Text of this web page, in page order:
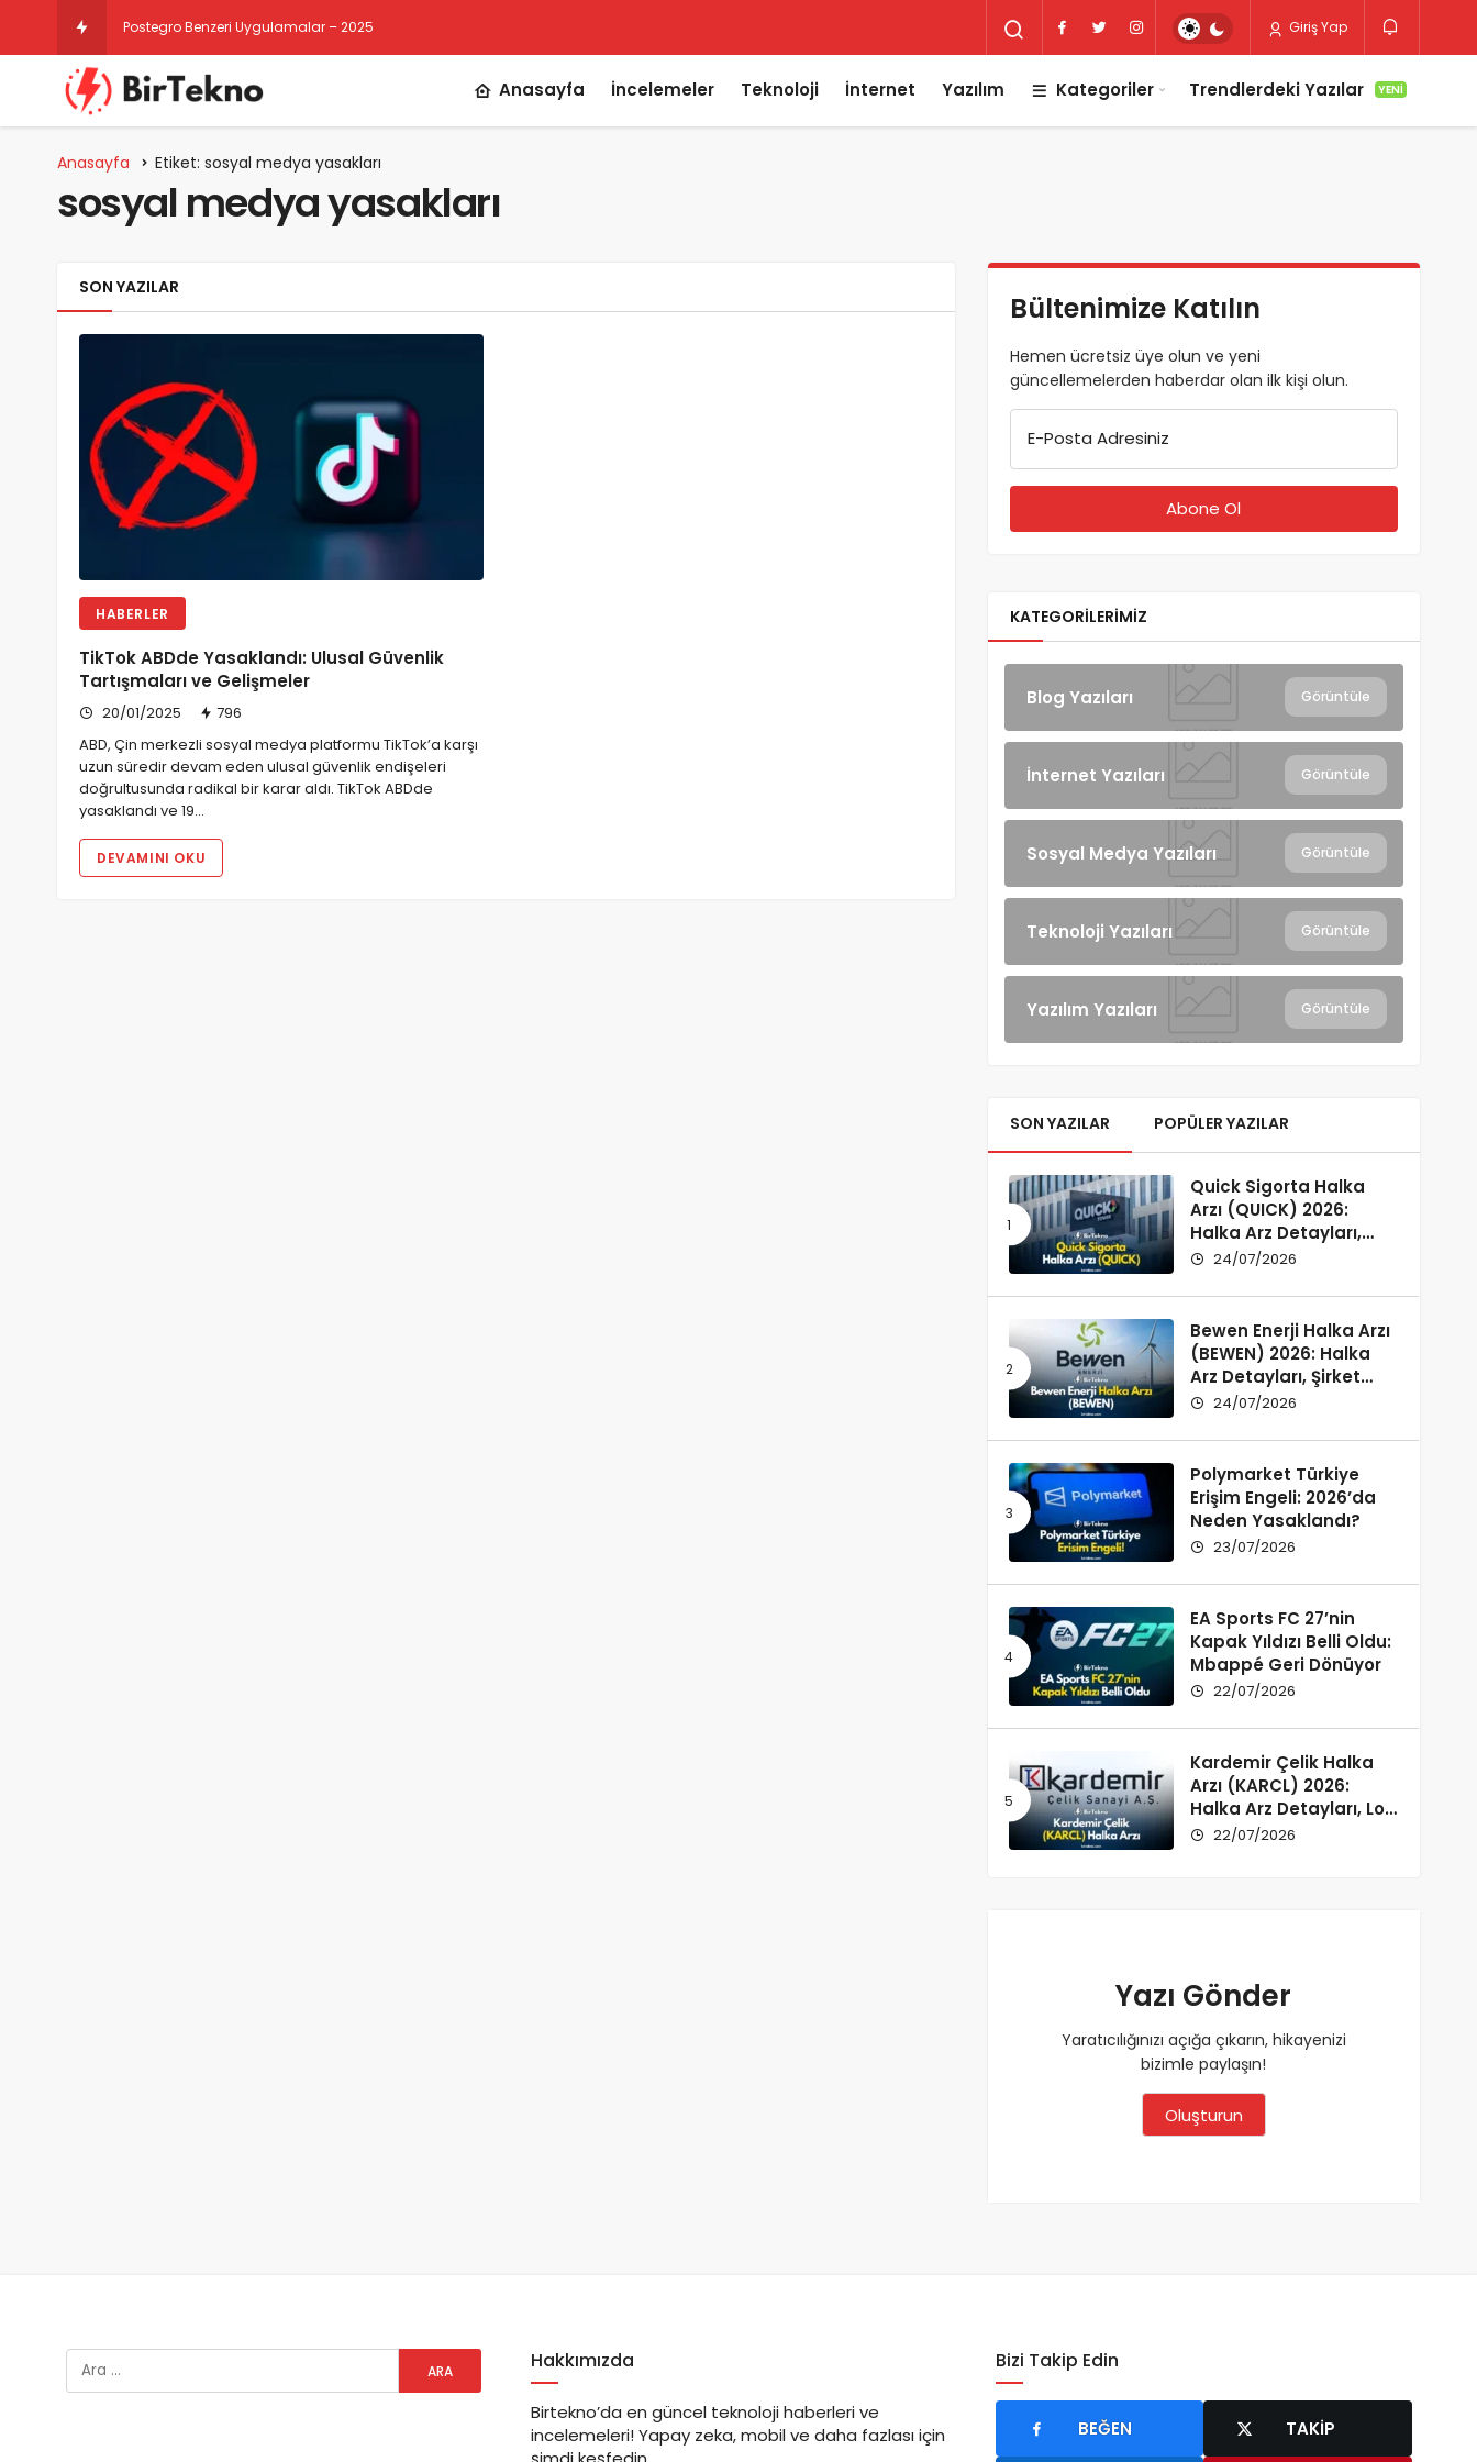
Postegro Benzeri Uygulamalar – 2025 Giriş Yap
Anasayfa İncelemeler Teknoloji İnternet Yazılım Kategoriler Trendlerdeki Yazılar YENI
Anasayfa Etiket: sosyal medya yasakları
sosyal medya yasakları
SON YAZILAR
HABERLER
TikTok ABDde Yasaklandı: Ulusal Güvenlik
Tartışmaları ve Gelişmeler
20/01/2025
796
ABD, Çin merkezli sosyal medya platformu TikTok’a karşı
uzun süredir devam eden ulusal güvenlik endişeleri
doğrultusunda radikal bir karar aldı. TikTok ABDde
yasaklandı ve 19…
DEVAMINI OKU
Bültenimize Katılın
Hemen ücretsiz üye olun ve yeni
güncellemelerden haberdar olan ilk kişi olun.
E-Posta Adresiniz
KATEGORILERIMIZ
Blog Yazıları Görüntüle
İnternet Yazıları Görüntüle
Sosyal Medya Yazıları Görüntüle
Teknoloji Yazıları Görüntüle
Yazılım Yazıları Görüntüle
SON YAZILAR POPÜLER YAZILAR
Quick Sigorta Halka
Arzı (QUICK) 2026:
Halka Arz Detayları,
Şirket Profili ve
24/07/2026
Bewen Enerji Halka Arzı
(BEWEN) 2026: Halka
Arz Detayları, Şirket
Profili ve Fon Kullanımı
24/07/2026
Polymarket Türkiye
Erişim Engeli: 2026’da
Neden Yasaklandı?
23/07/2026
EA Sports FC 27’nin
Kapak Yıldızı Belli Oldu:
Mbappé Geri Dönüyor
22/07/2026
Kardemir Çelik Halka
Arzı (KARCL) 2026:
Halka Arz Detayları, Lot
Dağılımı ve Şirket Profili
22/07/2026
Yazı Gönder
Yaratıcılığınızı açığa çıkarın, hikayenizi
bizimle paylaşın!
Oluşturun
Hakkımızda
Birtekno’da en güncel teknoloji haberleri ve
incelemeleri! Yapay zeka, mobil ve daha fazlası için
Bizi Takip Edin
BEĞEN TAKIP